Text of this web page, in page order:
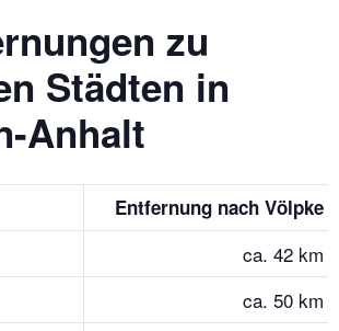
zu
Städten in
Anhalt
Entfernung nach Völpke
ca. 42 km
ca. 50 km